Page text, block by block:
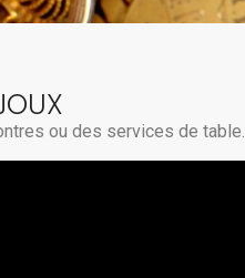
ou des services de table.